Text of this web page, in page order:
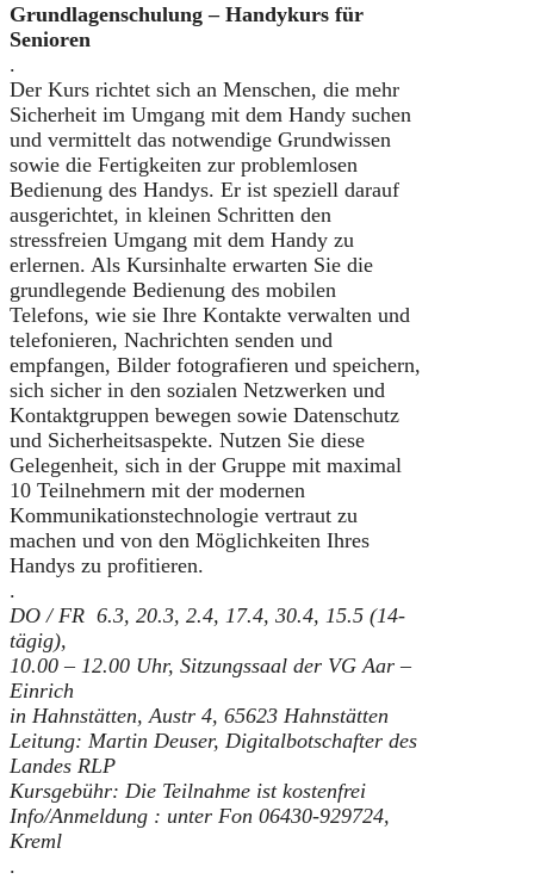
Grundlagenschulung – Handykurs für
Senioren
.
Der Kurs richtet sich an Menschen, die mehr
Sicherheit im Umgang mit dem Handy suchen
und vermittelt das notwendige Grundwissen
sowie die Fertigkeiten zur problemlosen
Bedienung des Handys. Er ist speziell darauf
ausgerichtet, in kleinen Schritten den
stressfreien Umgang mit dem Handy zu
erlernen. Als Kursinhalte erwarten Sie die
grundlegende Bedienung des mobilen
Telefons, wie sie Ihre Kontakte verwalten und
telefonieren, Nachrichten senden und
empfangen, Bilder fotografieren und speichern,
sich sicher in den sozialen Netzwerken und
Kontaktgruppen bewegen sowie Datenschutz
und Sicherheitsaspekte. Nutzen Sie diese
Gelegenheit, sich in der Gruppe mit maximal
10 Teilnehmern mit der modernen
Kommunikationstechnologie vertraut zu
machen und von den Möglichkeiten Ihres
Handys zu profitieren.
.
DO / FR 6.3, 20.3, 2.4, 17.4, 30.4, 15.5 (14-
tägig),
10.00 – 12.00 Uhr, Sitzungssaal der VG Aar –
Einrich
in Hahnstätten, Austr 4, 65623 Hahnstätten
Leitung: Martin Deuser, Digitalbotschafter des
Landes RLP
Kursgebühr: Die Teilnahme ist kostenfrei
Info/Anmeldung : unter Fon 06430-929724,
Kreml
.